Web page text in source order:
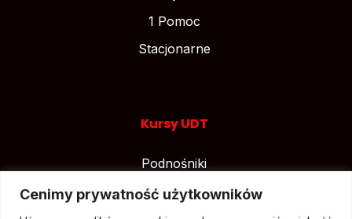
Cenimy prywatność użytkowników
1 Pomoc
Stacjonarne
Kursy UDT
Podnośniki
Suwnice